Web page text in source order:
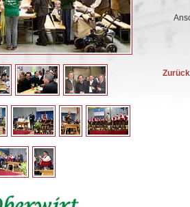
Zurück